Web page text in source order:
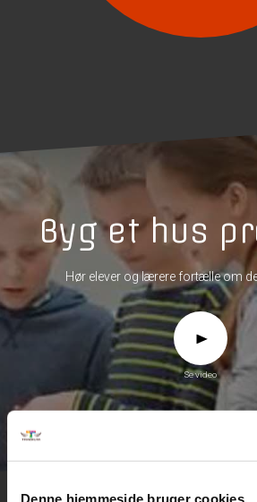
Denne hjemmeside bruger cookies
Byg et hus
Hør elever og lærere fortælle om
Se video